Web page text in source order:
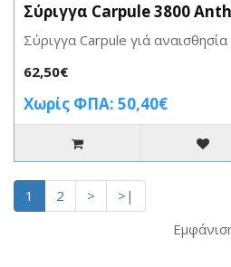
Σύριγγα Carpule 3800
Σύριγγα Carpule γιά
62,50€
Χωρίς ΦΠΑ: 50,40€
1 2 >
>|